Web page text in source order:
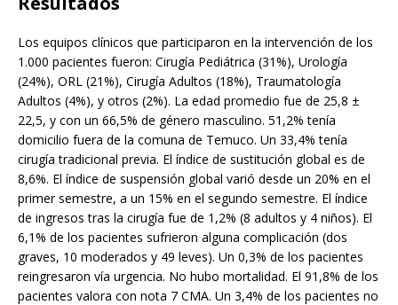
Los equipos clínicos que participaron en la intervención de los
1.000 pacientes fueron: Cirugía Pediátrica (31%), Urología
(24%), ORL (21%), Cirugía Adultos (18%), Traumatología
Adultos (4%), y otros (2%). La edad promedio fue de 25,8 ±
22,5, y con un 66,5% de género masculino. 51,2% tenía
domicilio fuera de la comuna de Temuco. Un 33,4% tenía
cirugía tradicional previa. El índice de sustitución global es de
8,6%. El índice de suspensión global varió desde un 20% en el
primer semestre, a un 15% en el segundo semestre. El índice
de ingresos tras la cirugía fue de 1,2% (8 adultos y 4 niños). El
6,1% de los pacientes sufrieron alguna complicación (dos
graves, 10 moderados y 49 leves). Un 0,3% de los pacientes
reingresaron vía urgencia. No hubo mortalidad. El 91,8% de los
pacientes valora con nota 7 CMA. Un 3,4% de los pacientes no